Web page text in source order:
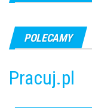
POLECAMY
Pracuj.pl